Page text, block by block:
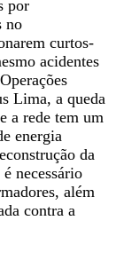
por
no
curtos-
acidentes
Lima, a queda
a rede tem um
energia
da
necessário
além
contra a